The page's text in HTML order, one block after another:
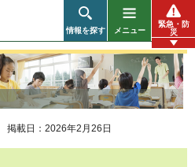
情報を探す メニュー
緊急・防
災
掲載日：2026年2月26日